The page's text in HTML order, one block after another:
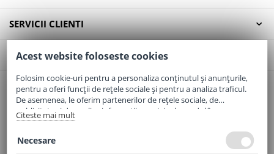
SERVICII CLIENTI
CONTACT
Email:office@elaptepraf.ro
Telefon:0745-964-449
Adresa:Sos. Borsului, Nr. 20, Oradea, Jud. Bihor
Acest website foloseste cookies
Folosim cookie-uri pentru a personaliza conținutul și anunțurile,
pentru a oferi funcții de rețele sociale și pentru a analiza traficul.
De asemenea, le oferim partenerilor de rețele sociale, de
publicitate și de analize informații cu privire la modul în care
folosiți site-ul nostru. Aceștia le pot combina cu alte informații
Citeste mai mult
Necesare